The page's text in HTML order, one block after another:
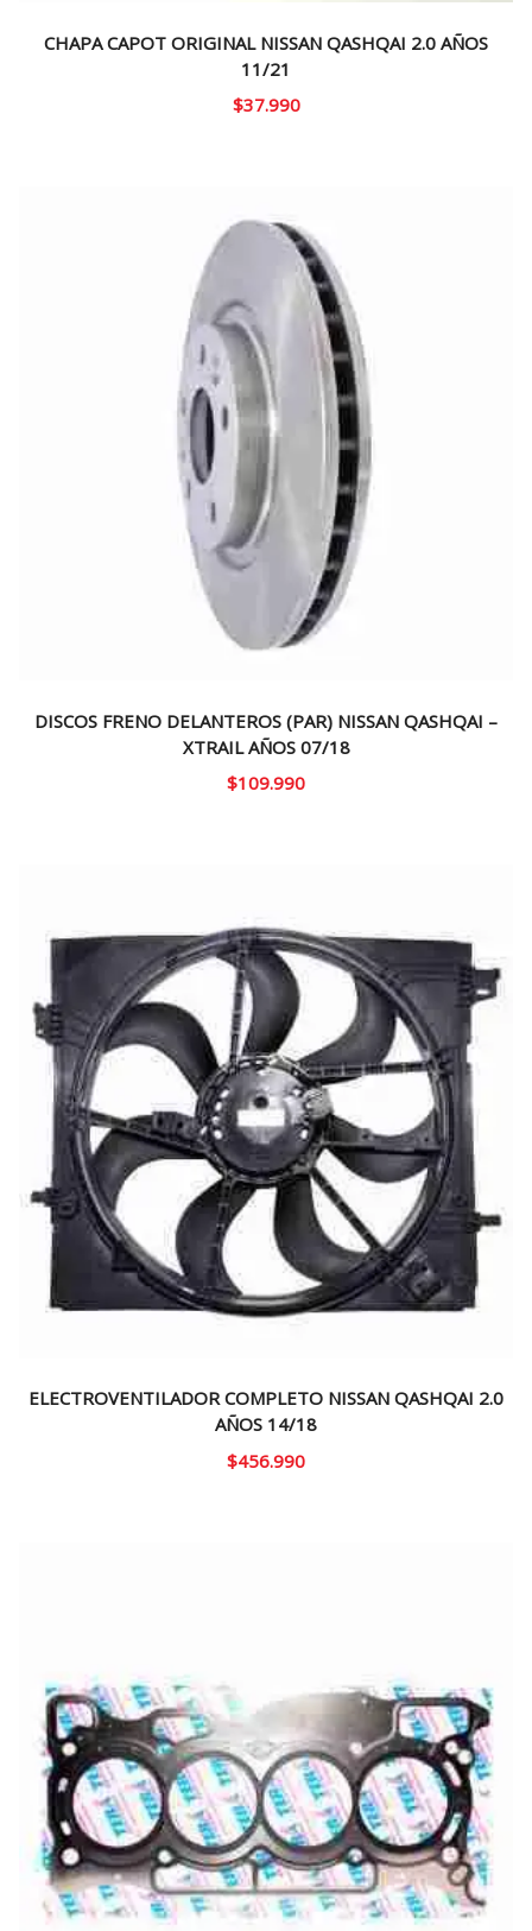
CHAPA CAPOT ORIGINAL NISSAN QASHQAI 2.0 AÑOS
11/21
$37.990
DISCOS FRENO DELANTEROS (PAR) NISSAN QASHQAI –
XTRAIL AÑOS 07/18
$109.990
ELECTROVENTILADOR COMPLETO NISSAN QASHQAI 2.0
AÑOS 14/18
$456.990